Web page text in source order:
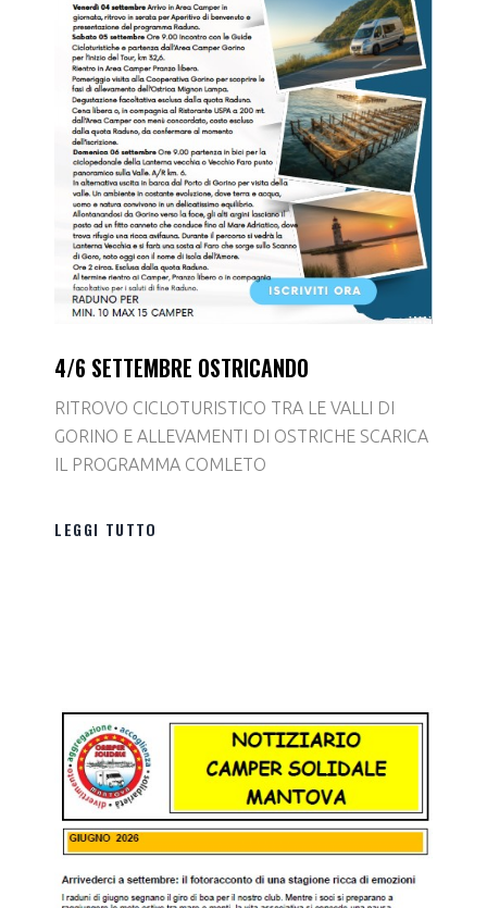
4/6 SETTEMBRE OSTRICANDO
RITROVO CICLOTURISTICO TRA LE VALLI DI
GORINO E ALLEVAMENTI DI OSTRICHE SCARICA
IL PROGRAMMA COMLETO
LEGGI TUTTO